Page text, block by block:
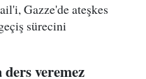
Gazze'de ateşkes
sürecini
veremez